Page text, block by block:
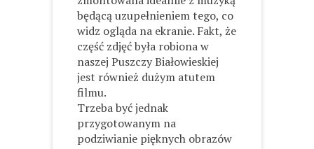
będącą uzupełnieniem tego, co
widz ogląda na ekranie. Fakt, że
część zdjęć była robiona w
naszej Puszczy Białowieskiej
jest również dużym atutem
filmu.
Trzeba być jednak
przygotowanym na
podziwianie pięknych obrazów